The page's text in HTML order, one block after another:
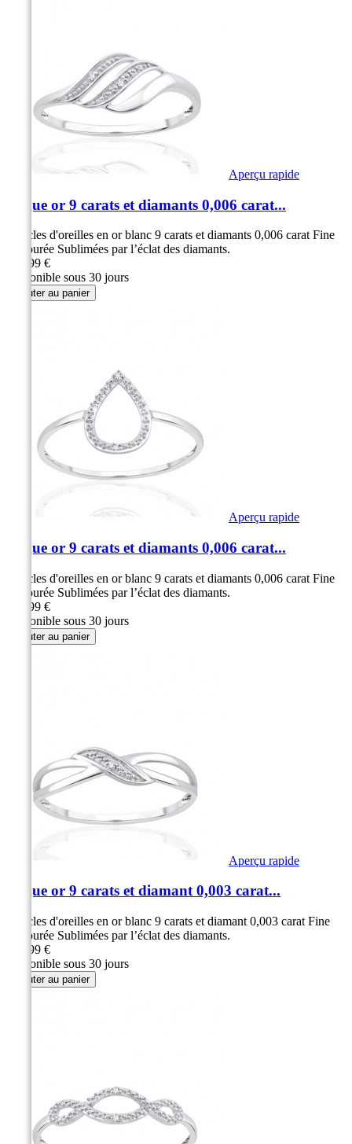
Aperçu rapide
Bague or 9 carats et diamants 0,006 carat...
Boucles d'oreilles en or blanc 9 carats et diamants 0,006 carat Fine
et ajourée Sublimées par l’éclat des diamants.
249,99 €
Disponible sous 30 jours
Ajouter au panier
Aperçu rapide
Bague or 9 carats et diamants 0,006 carat...
Boucles d'oreilles en or blanc 9 carats et diamants 0,006 carat Fine
et ajourée Sublimées par l’éclat des diamants.
249,99 €
Disponible sous 30 jours
Ajouter au panier
Aperçu rapide
Bague or 9 carats et diamant 0,003 carat...
Boucles d'oreilles en or blanc 9 carats et diamant 0,003 carat Fine
et ajourée Sublimées par l’éclat des diamants.
269,99 €
Disponible sous 30 jours
Ajouter au panier